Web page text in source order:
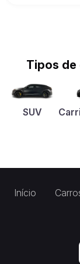
Tipos de
SUV
Início